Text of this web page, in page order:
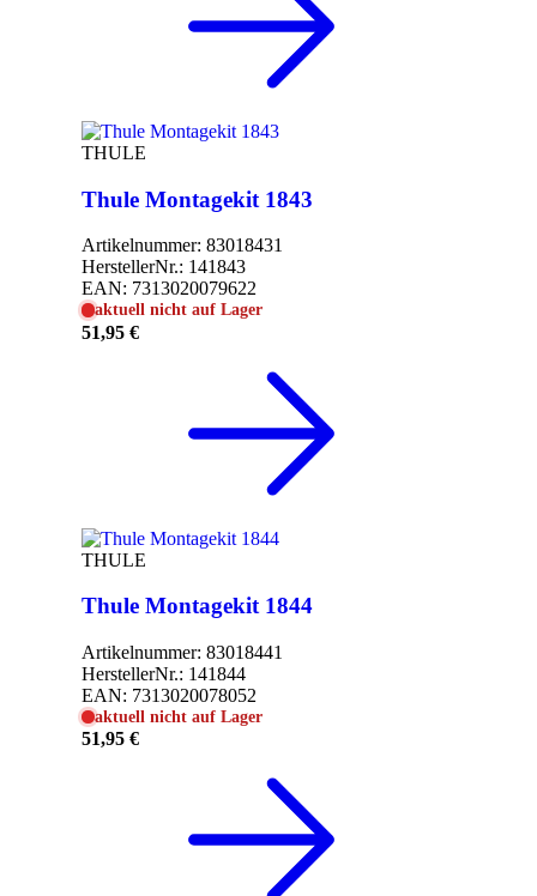
THULE
Thule Montagekit 1843
Artikelnummer: 83018431
HerstellerNr.: 141843
EAN: 7313020079622
aktuell nicht auf Lager
51,95 €
THULE
Thule Montagekit 1844
Artikelnummer: 83018441
HerstellerNr.: 141844
EAN: 7313020078052
aktuell nicht auf Lager
51,95 €